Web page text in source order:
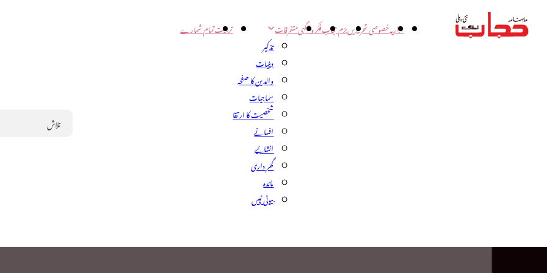
اداریہخصوصی تحریریںبزم حجابفکر و آگہیمتفرقات
تذکیر
دینیات
والدین کا صفحہ
سماجیات
شخصیت کا ارتقا
افسانے
انشائیے
گھر داری
مائدہ
بیوٹی ٹپس
تربیتتمام شمارے
Search